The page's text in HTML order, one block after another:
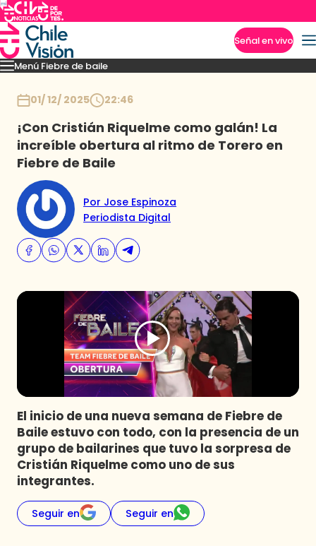
Señal en vivo
Menú Fiebre de baile
Mejores MomentosPresentacionesEl VAR-After del baile
01/ 12/ 2025 22:46
¡Con Cristián Riquelme como galán! La
increíble obertura al ritmo de Torero en
Fiebre de Baile
Por Jose Espinoza
Periodista Digital
El inicio de una nueva semana de Fiebre de
Baile estuvo con todo, con la presencia de un
grupo de bailarines que tuvo la sorpresa de
Cristián Riquelme como uno de sus
integrantes.
Seguir en Seguir en
Imperdibles
Programas
Club De La Comedia
Contigo en Directo
Plan Perfecto
El Tiempo
Sabingo
Todos Los Programas